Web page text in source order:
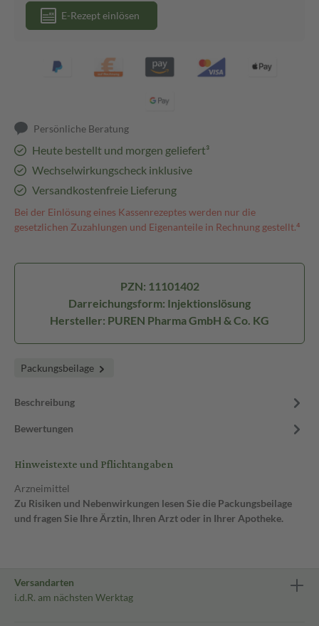
E-Rezept einlösen
Persönliche Beratung
Heute bestellt und morgen geliefert³
Wechselwirkungscheck inklusive
Versandkostenfreie Lieferung
Bei der Einlösung eines Kassenrezeptes werden nur die
gesetzlichen Zuzahlungen und Eigenanteile in Rechnung gestellt.⁴
PZN: 11101402
Darreichungsform: Injektionslösung
Hersteller: PUREN Pharma GmbH & Co. KG
Packungsbeilage
Beschreibung
Bewertungen
Hinweistexte und Pflichtangaben
Arzneimittel
Zu Risiken und Nebenwirkungen lesen Sie die Packungsbeilage
und fragen Sie Ihre Ärztin, Ihren Arzt oder in Ihrer Apotheke.
Versandarten
i.d.R. am nächsten Werktag